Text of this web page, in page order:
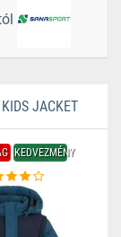
JACKET
KEDVEZMÉNY